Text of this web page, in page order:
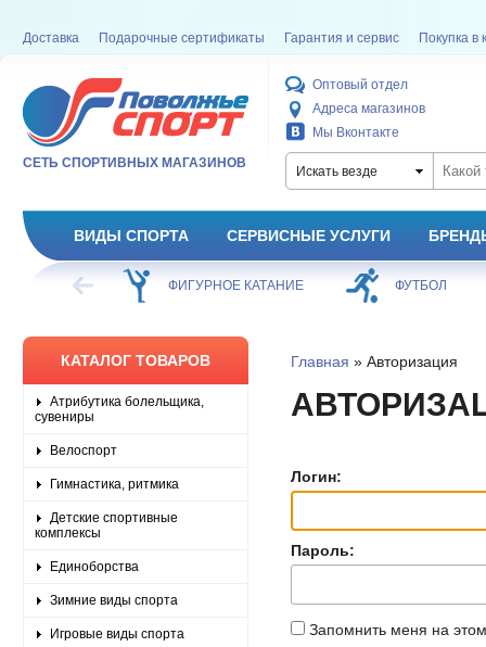
Доставка Подарочные сертификаты Гарантия и сервис Покупка в
СЕТЬ СПОРТИВНЫХ МАГАЗИНОВ
Оптовый отдел
Адреса магазинов
Мы Вконтакте
Искать везде
ВИДЫ СПОРТА СЕРВИСНЫЕ УСЛУГИ
ХОККЕЙ ФИГУРНОЕ КАТАНИЕ ФУТБОЛ
КАТАЛОГ ТОВАРОВ
Атрибутика болельщика,
сувениры
Велоспорт
Гимнастика, ритмика
Детские спортивные
комплексы
Единоборства
Зимние виды спорта
Игровые виды спорта
Главная » Авторизация
Логин:
Пароль:
Запомнить меня на